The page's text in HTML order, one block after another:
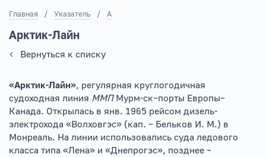
Главная / Указатель / А
Арктик-Лайн
Вернуться к списку
«Арктик-Лайн», регулярная круглогодичная
судоходная линия ММП Мурм-ск–порты Европы–
Канада. Открылась в янв. 1965 рейсом дизель-
электрохода «Волховгэс» (кап. – Бельков И. М.) в
Монреаль. На линии использовались суда ледового
класса типа «Лена» и «Днепрогэс», позднее –